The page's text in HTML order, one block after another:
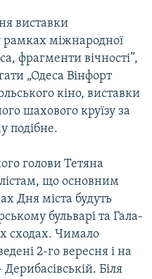
виставки
міжнародної
фрагменти вічності”,
„Одеса Вінфорт
кіно, виставки
шахового круїзу за
подібне.
голови Тетяна
що основним
Дня міста будуть
бульварі та Гала-
сходах. Чимало
2-го вересня і на
Біля